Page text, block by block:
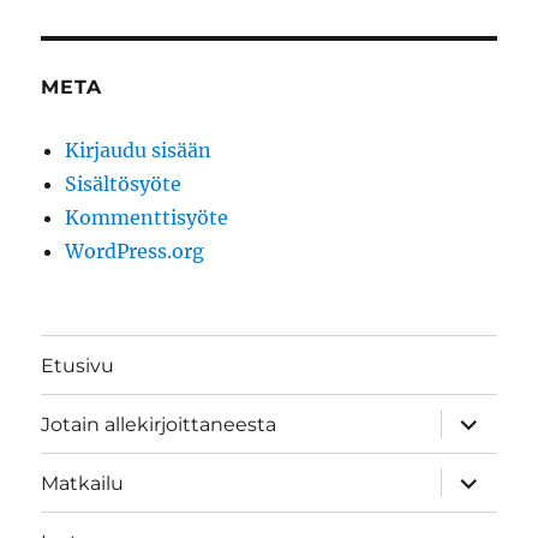
META
Kirjaudu sisään
Sisältösyöte
Kommenttisyöte
WordPress.org
Etusivu
Jotain allekirjoittaneesta
näytä
Matkailu
näytä